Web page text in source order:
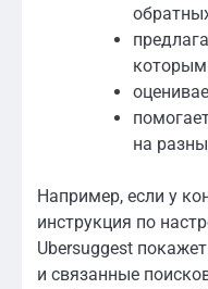
которым
на
Например, если у
инструкция по
Ubersuggest
и связанные